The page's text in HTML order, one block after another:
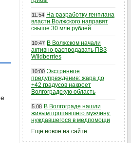
11:54 На разработку генплана
власти Волжского направят
свыше 30 млн рублей
10:47 В Волжском начали
активно распродавать ПВЗ
Wildberries
10:00 Экстренное
предупреждение: жара до
+42 градусов накроет
Волгоградскую область
5.08 В Волгограде нашли
живым пропавшего мужчину,
нуждавшегося в медпомощи
Ещё новое на сайте